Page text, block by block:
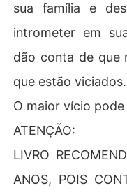
sua família e
intrometer em
dão conta de que
que estão viciados.
O maior vício
ATENÇÃO:
LIVRO
ANOS, POIS